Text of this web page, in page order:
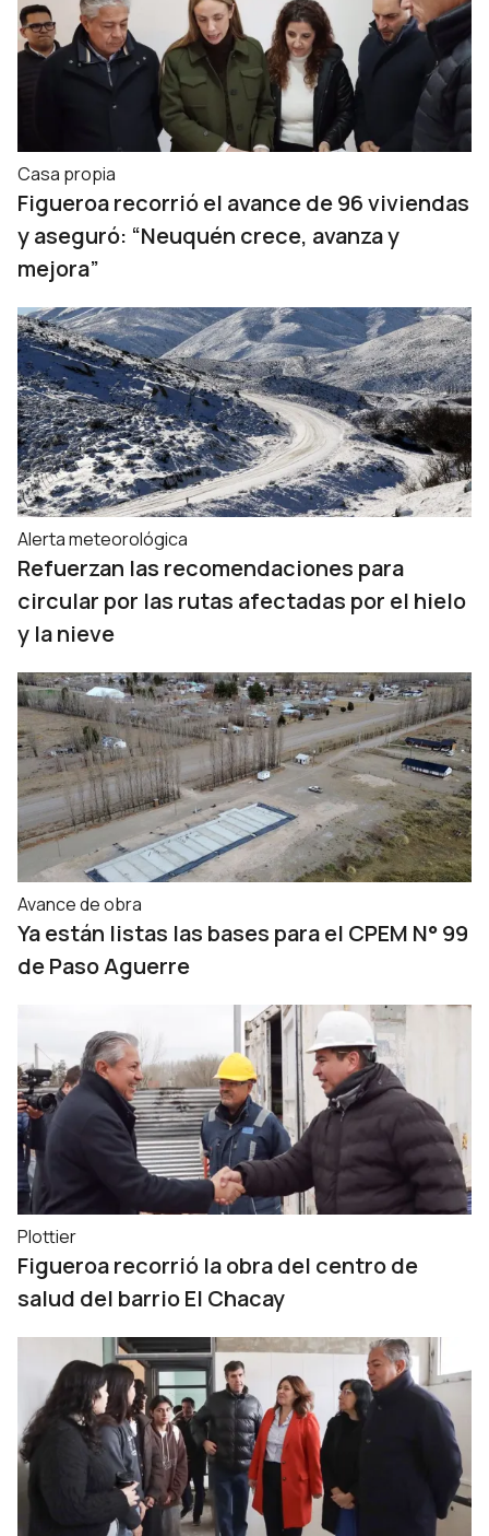
Casa propia
Figueroa recorrió el avance de 96 viviendas
y aseguró: “Neuquén crece, avanza y
mejora”
Alerta meteorológica
Refuerzan las recomendaciones para
circular por las rutas afectadas por el hielo
y la nieve
Avance de obra
Ya están listas las bases para el CPEM N° 99
de Paso Aguerre
Plottier
Figueroa recorrió la obra del centro de
salud del barrio El Chacay